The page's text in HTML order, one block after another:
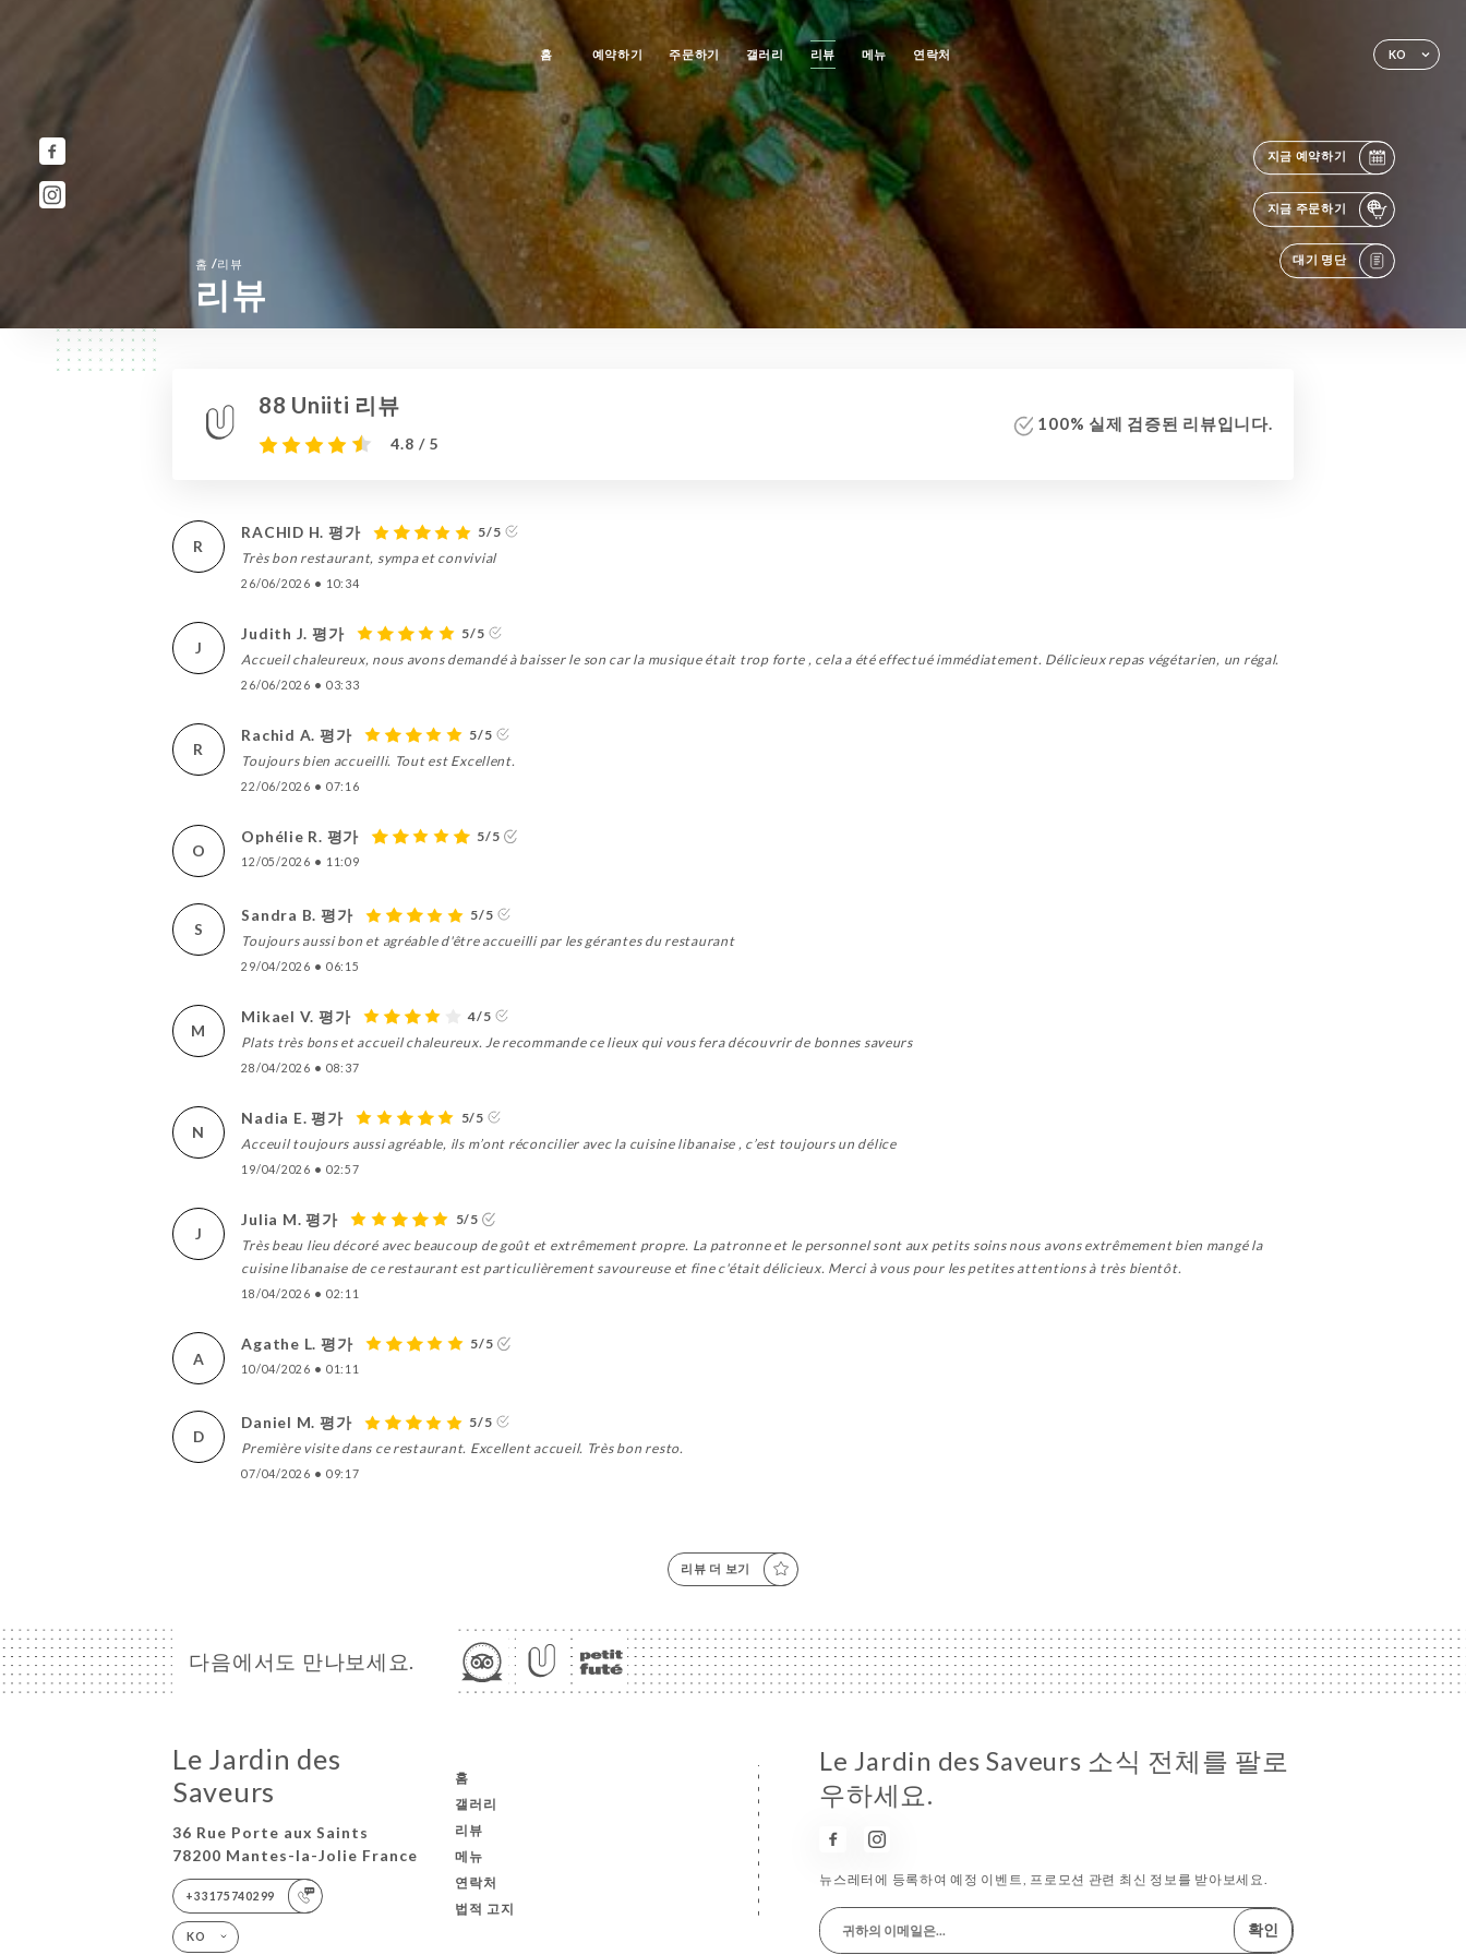
KO
홈 예약하기 주문하기 갤러리 리뷰 메뉴 연락처
지금 예약하기
지금 주문하기
대기 명단
홈 /리뷰
리뷰
88 Uniiti 리뷰
4.8 / 5
100% 실제 검증된 리뷰입니다.
R
RACHID H. 평가
5/5
Très bon restaurant, sympa et convivial
26/06/2026 • 10:34
J
Judith J. 평가
5/5
Accueil chaleureux, nous avons demandé à baisser le son car la musique était trop forte , cela a été effectué immédiatement. Délicieux repas végétarien, un régal.
26/06/2026 • 03:33
R
Rachid A. 평가
5/5
Toujours bien accueilli. Tout est Excellent.
22/06/2026 • 07:16
O
Ophélie R. 평가 5/5
12/05/2026 • 11:09
S
Sandra B. 평가
5/5
Toujours aussi bon et agréable d'être accueilli par les gérantes du restaurant
29/04/2026 • 06:15
M
Mikael V. 평가
4/5
Plats très bons et accueil chaleureux. Je recommande ce lieux qui vous fera découvrir de bonnes saveurs
28/04/2026 • 08:37
N
Nadia E. 평가
5/5
Acceuil toujours aussi agréable, ils m’ont réconcilier avec la cuisine libanaise , c’est toujours un délice
19/04/2026 • 02:57
J
Julia M. 평가
5/5
Très beau lieu décoré avec beaucoup de goût et extrêmement propre. La patronne et le personnel sont aux petits soins nous avons extrêmement bien mangé la
cuisine libanaise de ce restaurant est particulièrement savoureuse et fine c'était délicieux. Merci à vous pour les petites attentions à très bientôt.
18/04/2026 • 02:11
A
Agathe L. 평가 5/5
10/04/2026 • 01:11
D
Daniel M. 평가
5/5
Première visite dans ce restaurant. Excellent accueil. Très bon resto.
07/04/2026 • 09:17
리뷰 더 보기
다음에서도 만나보세요.
Le Jardin des
Saveurs
36 Rue Porte aux Saints
78200 Mantes-la-Jolie France
+33175740299
KO
홈
갤러리
리뷰
메뉴
연락처
법적 고지
Le Jardin des Saveurs 소식 전체를 팔로
우하세요.
뉴스레터에 등록하여 예정 이벤트, 프로모션 관련 최신 정보를 받아보세요.
확인